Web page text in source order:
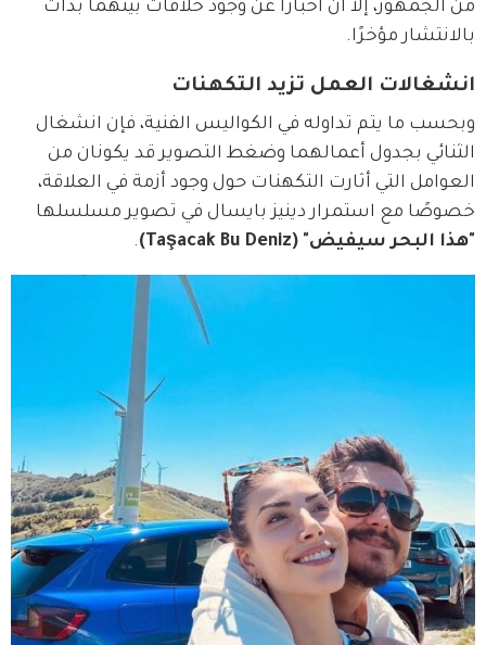
من الجمهور، إلا أن أخبارًا عن وجود خلافات بينهما بدأت
بالانتشار مؤخرًا.
انشغالات العمل تزيد التكهنات
وبحسب ما يتم تداوله في الكواليس الفنية، فإن انشغال
الثنائي بجدول أعمالهما وضغط التصوير قد يكونان من
العوامل التي أثارت التكهنات حول وجود أزمة في العلاقة،
خصوصًا مع استمرار دينيز بايسال في تصوير مسلسلها
"هذا البحر سيفيض" (Taşacak Bu Deniz)
.